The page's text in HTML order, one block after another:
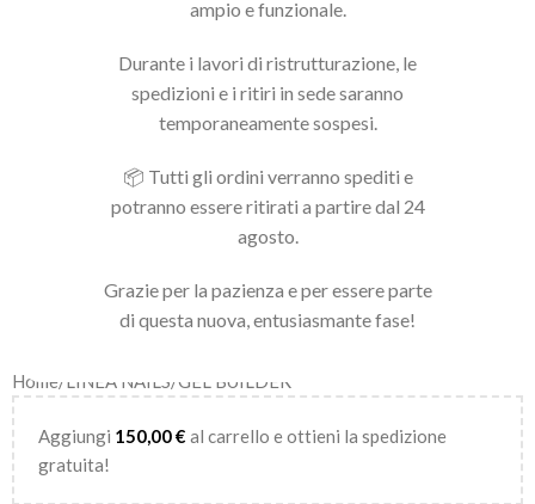
ampio e funzionale.
Durante i lavori di ristrutturazione, le
spedizioni e i ritiri in sede saranno
temporaneamente sospesi.
📦 Tutti gli ordini verranno spediti e
potranno essere ritirati a partire dal 24
agosto.
Grazie per la pazienza e per essere parte
di questa nuova, entusiasmante fase!
Home/ LINEA NAILS/GEL BUILDER
Aggiungi 150,00€ al carrello e ottieni la spedizione
gratuita!